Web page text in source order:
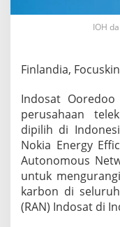
a
r
n
i
K
o
n
s
u
m
s
IOH
Finlandia,
Indosat
perusahaan
dipilih di
Nokia Energy
Autonomous
untuk
karbon di
(RAN) Indosat di